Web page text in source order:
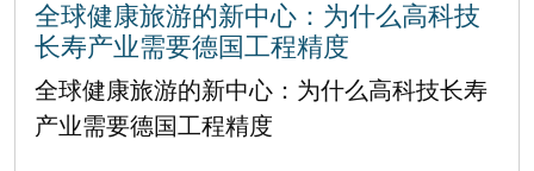
全球健康旅游的新中心：为什么高科技
长寿产业需要德国工程精度
全球健康旅游的新中心：为什么高科技长寿
产业需要德国工程精度